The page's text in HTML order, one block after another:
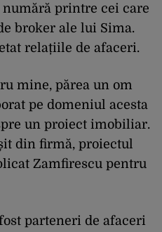
numără printre cei care
broker ale lui Sima.
relațiile de afaceri.
mine, părea un om
pe domeniul acesta
un proiect imobiliar.
din firmă, proiectul
Zamfirescu pentru
parteneri de afaceri